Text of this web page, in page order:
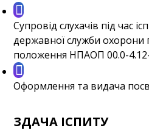
Супровід слухачів під час
державної служби охорони
положення НПАОП 00.0-
Оформлення та видача
ЗДАЧА ІСПИТУ